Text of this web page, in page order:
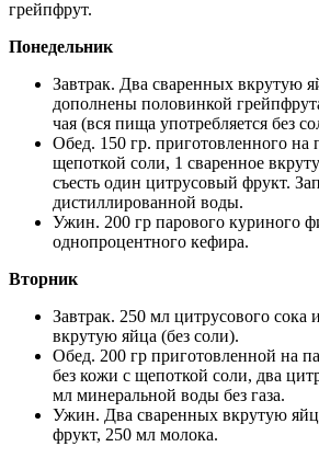
грейпфрут.
Понедельник
Завтрак. Два сваренных вкрутую
дополнены половинкой
чая (вся пища употребляется без
Обед. 150 гр. приготовленного на
щепоткой соли, 1 сваренное
съесть один цитрусовый фрукт.
дистиллированной воды.
Ужин. 200 гр парового куриного
однопроцентного кефира.
Вторник
Завтрак. 250 мл цитрусового сока
вкрутую яйца (без соли).
Обед. 200 гр приготовленной на
без кожи с щепоткой соли, два
мл минеральной воды без газа.
Ужин. Два сваренных вкрутую
фрукт, 250 мл молока.